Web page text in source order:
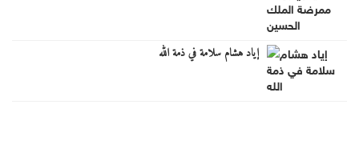
إياد هشام سلامة في ذمة الله